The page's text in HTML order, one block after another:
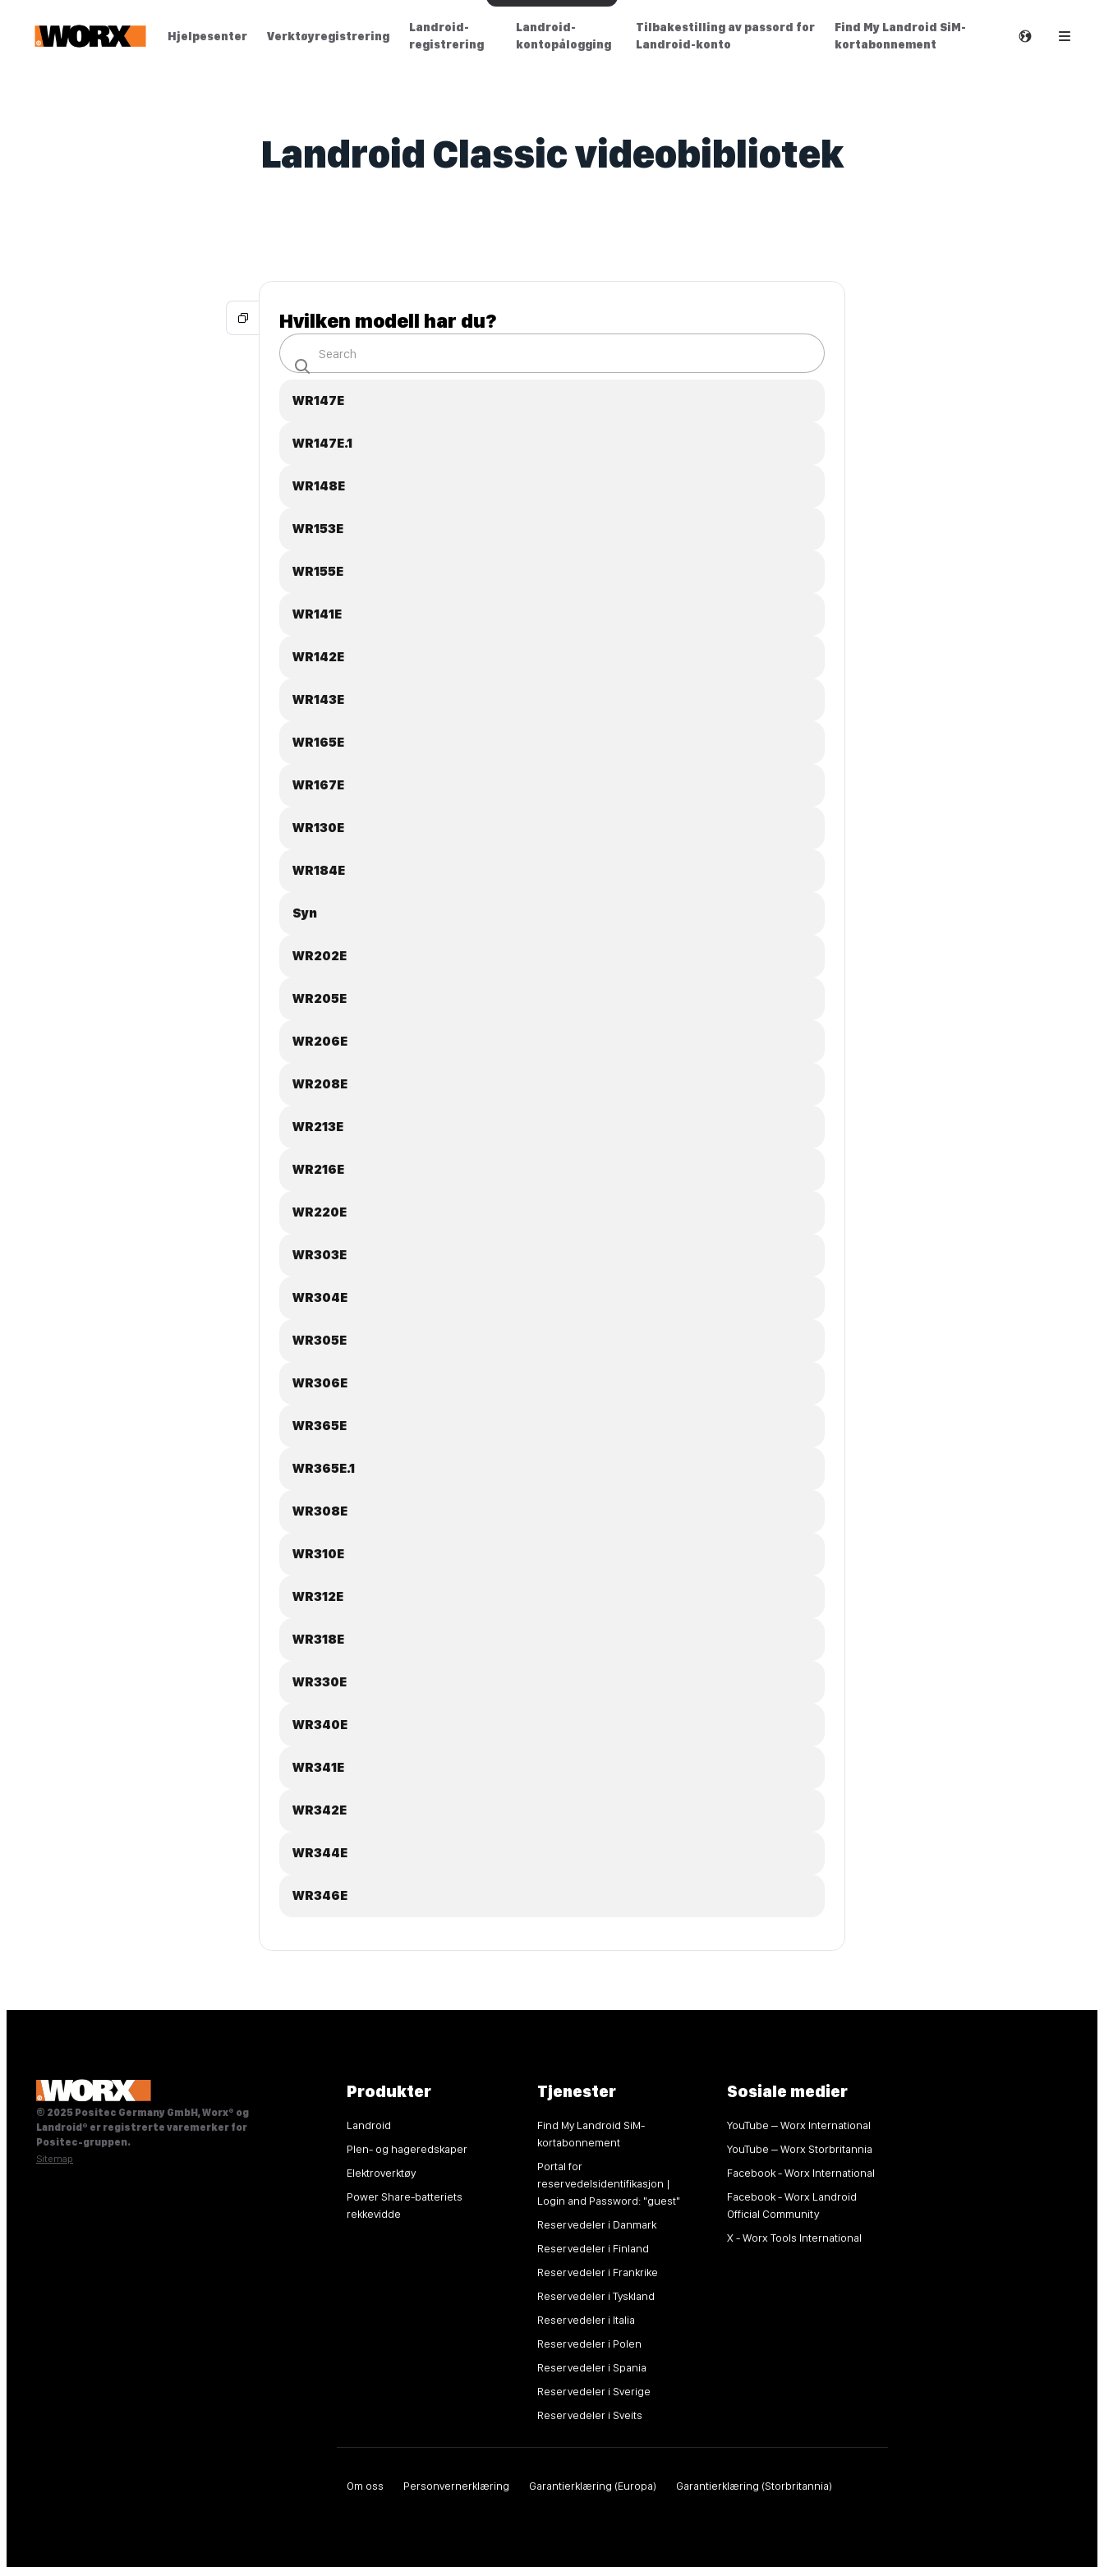
Hjelpesenter Verktøyregistrering
Landroid-
registrering
Landroid-
kontopålogging
Tilbakestilling av passord for
Landroid-konto
Find My Landroid SiM-
kortabonnement
Landroid Classic videobibliotek
Hvilken modell har du?
WR147E
WR147E.1
WR148E
WR153E
WR155E
WR141E
WR142E
WR143E
WR165E
WR167E
WR130E
WR184E
Syn
WR202E
WR205E
WR206E
WR208E
WR213E
WR216E
WR220E
WR303E
WR304E
WR305E
WR306E
WR365E
WR365E.1
WR308E
WR310E
WR312E
WR318E
WR330E
WR340E
WR341E
WR342E
WR344E
WR346E
© 2025 Positec Germany GmbH, Worx® og
Landroid® er registrerte varemerker for
Positec-gruppen.
Sitemap
Produkter
Landroid
Plen- og hageredskaper
Elektroverktøy
Power Share-batteriets
rekkevidde
Tjenester
Find My Landroid SiM-
kortabonnement
Portal for
reservedelsidentifikasjon |
Login and Password: "guest"
Reservedeler i Danmark
Reservedeler i Finland
Reservedeler i Frankrike
Reservedeler i Tyskland
Reservedeler i Italia
Reservedeler i Polen
Reservedeler i Spania
Reservedeler i Sverige
Reservedeler i Sveits
Sosiale medier
YouTube – Worx International
YouTube – Worx Storbritannia
Facebook - Worx International
Facebook - Worx Landroid
Official Community
X - Worx Tools International
Om oss Personvernerklæring Garantierklæring (Europa) Garantierklæring (Storbritannia)